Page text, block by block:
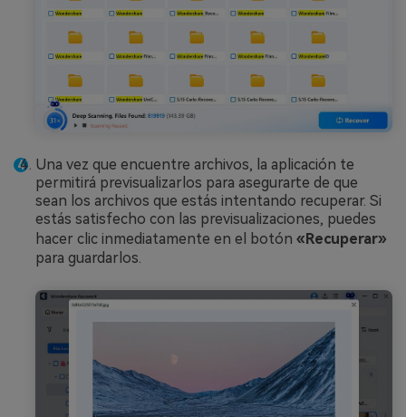
Una vez que encuentre archivos, la aplicación te
permitirá previsualizarlos para asegurarte de que
sean los archivos que estás intentando recuperar. Si
estás satisfecho con las previsualizaciones, puedes
hacer clic inmediatamente en el botón «Recuperar»
para guardarlos.